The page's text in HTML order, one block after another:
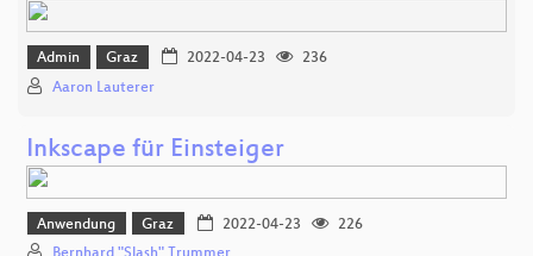
Admin Graz 2022-04-23
236
Aaron Lauterer
Inkscape für Einsteiger
Anwendung Graz 2022-04-23
226